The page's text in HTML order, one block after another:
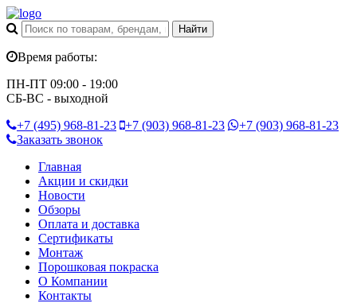
Время работы:
ПН-ПТ 09:00 - 19:00
СБ-ВС - выходной
+7 (495) 968-81-23 +7 (903) 968-81-23 +7 (903) 968-81-23
Заказать звонок
Главная
Акции и скидки
Новости
Обзоры
Оплата и доставка
Сертификаты
Монтаж
Порошковая покраска
О Компании
Контакты